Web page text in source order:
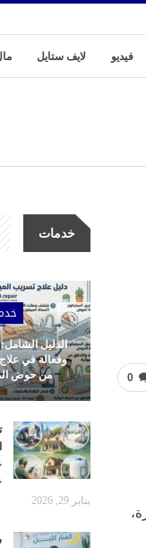
فيديو لايف ستايل
0
خدمات
الدليل
وفعالة في
من حوض
يناير 29, 2026